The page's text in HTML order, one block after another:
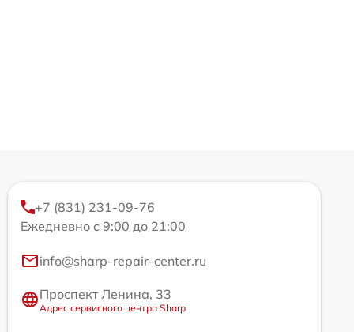
+7 (831) 231-09-76
Ежедневно с 9:00 до 21:00
info@sharp-repair-center.ru
Проспект Ленина, 33
Адрес сервисного центра Sharp